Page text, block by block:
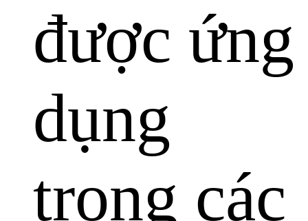
được ứng
dụng
trong các